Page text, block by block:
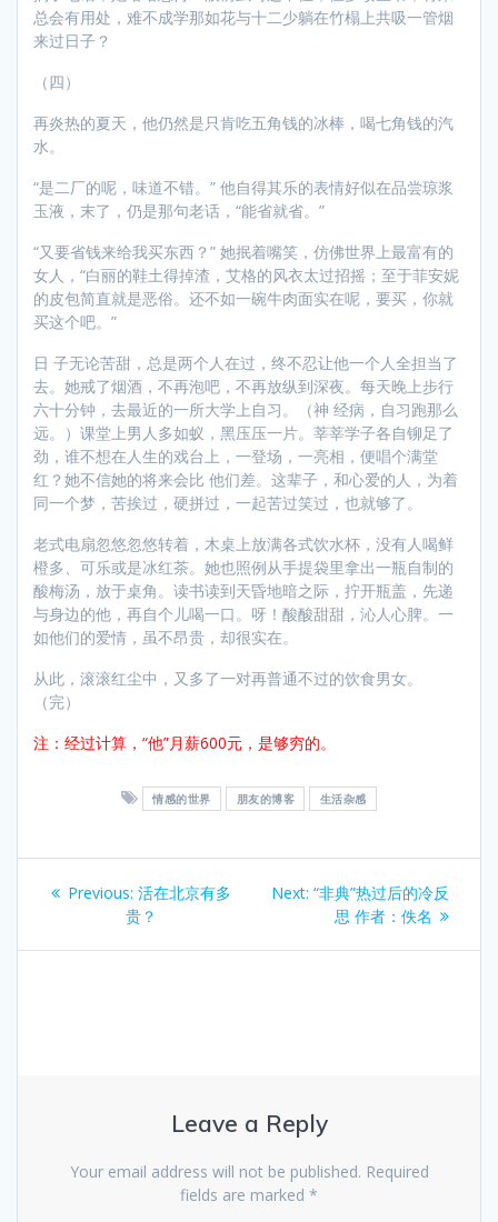
总会有用处，难不成学那如花与十二少躺在竹榻上共吸一管烟
来过日子？
（四）
再炎热的夏天，他仍然是只肯吃五角钱的冰棒，喝七角钱的汽
水。
“是二厂的呢，味道不错。” 他自得其乐的表情好似在品尝琼浆
玉液，末了，仍是那句老话，“能省就省。”
“又要省钱来给我买东西？” 她抿着嘴笑，仿佛世界上最富有的
女人，“白丽的鞋土得掉渣，艾格的风衣太过招摇；至于菲安妮
的皮包简直就是恶俗。还不如一碗牛肉面实在呢，要买，你就
买这个吧。”
日 子无论苦甜，总是两个人在过，终不忍让他一个人全担当了
去。她戒了烟酒，不再泡吧，不再放纵到深夜。每天晚上步行
六十分钟，去最近的一所大学上自习。（神 经病，自习跑那么
远。）课堂上男人多如蚁，黑压压一片。莘莘学子各自铆足了
劲，谁不想在人生的戏台上，一登场，一亮相，便唱个满堂
红？她不信她的将来会比 他们差。这辈子，和心爱的人，为着
同一个梦，苦挨过，硬拼过，一起苦过笑过，也就够了。
老式电扇忽悠忽悠转着，木桌上放满各式饮水杯，没有人喝鲜
橙多、可乐或是冰红茶。她也照例从手提袋里拿出一瓶自制的
酸梅汤，放于桌角。读书读到天昏地暗之际，拧开瓶盖，先递
与身边的他，再自个儿喝一口。呀！酸酸甜甜，沁人心脾。一
如他们的爱情，虽不昂贵，却很实在。
从此，滚滚红尘中，又多了一对再普通不过的饮食男女。
（完）
注：经过计算，“他”月薪600元，是够穷的。
情感的世界 朋友的博客 生活杂感
Post
navigation
Previous: Previous
post:
活在北京有多
贵？
Next: Next
post:
“非典”热过后的冷反
思 作者：佚名
Leave a Reply
Your email address will not be published. Required
fields are marked *